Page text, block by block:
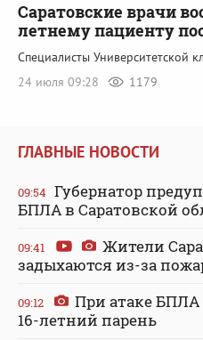
Саратовские врачи
летнему пациенту
Специалисты Университетской
24 июля 09:28
1179
ГЛАВНЫЕ НОВОСТИ
09:54 Губернатор
БПЛА в Саратовской
09:41
Жители
задыхаются из-за
09:12
При атаке БПЛА
16-летний парень